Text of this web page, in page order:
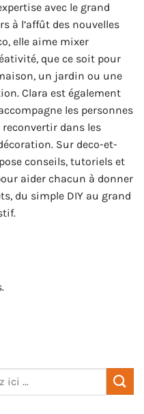
avec le grand
à l’affût des nouvelles
elle aime mixer
que ce soit pour
un jardin ou une
Clara est également
les personnes
dans les
Sur deco-et-
conseils, tutoriels et
aider chacun à donner
du simple DIY au grand